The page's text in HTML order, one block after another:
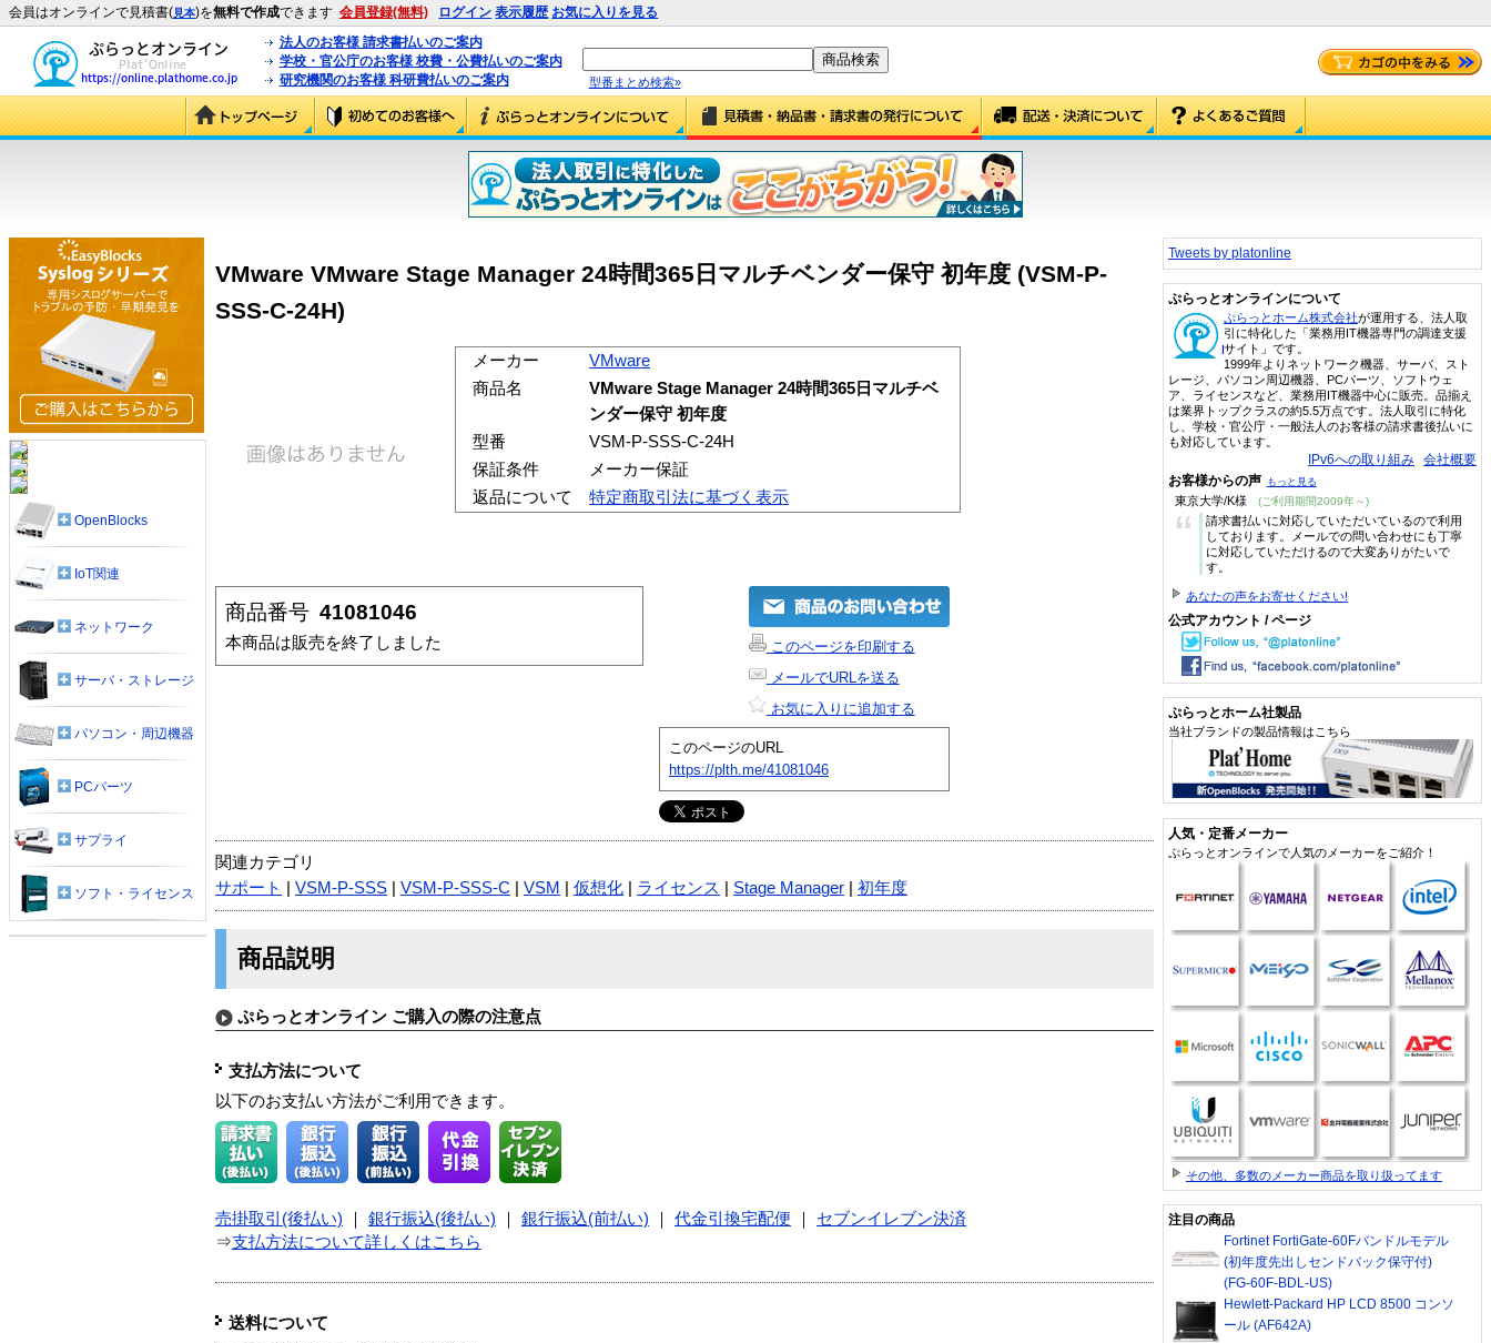
会員はオンラインで見積書(見本)を無料で作成できます 会員登録(無料) ログイン 表示履歴 お気に入りを見る
法人のお客様 請求書払いのご案内
学校・官公庁のお客様 校費・公費払いのご案内
研究機関のお客様 科研費払いのご案内
型番まとめ検索»
VMware VMware Stage Manager 24時間365日マルチベンダー保守 初年度 (VSM-P-
SSS-C-24H)
メーカー
VMware
商品名
VMware Stage Manager 24時間365日マルチベ
ンダー保守 初年度
型番
VSM-P-SSS-C-24H
保証条件
メーカー保証
返品について
特定商取引法に基づく表示
商品番号 41081046
本商品は販売を終了しました
このページを印刷する
メールでURLを送る
お気に入りに追加する
このページのURL
https://plth.me/41081046
関連カテゴリ
サポート
VSM-P-SSS VSM-P-SSS-C VSM 仮想化 ライセンス Stage Manager 初年度
商品説明
ぷらっとオンライン ご購入の際の注意点
支払方法について
以下のお支払い方法がご利用できます。
売掛取引(後払い) 銀行振込(後払い) 銀行振込(前払い) 代金引換宅配便
セブンイレブン決済
⇒支払方法について詳しくはこちら
送料について
OpenBlocks
IoT関連
ネットワーク
サーバ・ストレージ
パソコン・周辺機器
PCパーツ
サプライ
ソフト・ライセンス
Tweets by platonline
ぷらっとオンラインについて
ぷらっとホーム株式会社が運用する、法人取
引に特化した「業務用IT機器専門の調達支援
サイト」です。
1999年よりネットワーク機器、サーバ、スト
レージ、パソコン周辺機器、PCパーツ、ソフトウェ
ア、ライセンスなど、業務用IT機器中心に販売。品揃え
は業界トップクラスの約5.5万点です。法人取引に特化
し、学校・官公庁・一般法人のお客様の請求書後払いに
も対応しています。
IPv6への取り組み 会社概要
お客様からの声 もっと見る
東京大学/K様 (ご利用期間2009年～)
“
請求書払いに対応していただいているので利用
しております。メールでの問い合わせにも丁寧
に対応していただけるので大変ありがたいで
す。
あなたの声をお寄せください!
公式アカウント / ページ
ぷらっとホーム社製品
当社ブランドの製品情報はこちら
人気・定番メーカー
ぷらっとオンラインで人気のメーカーをご紹介！
その他、多数のメーカー商品を取り扱ってます
注目の商品
Fortinet FortiGate-60Fバンドルモデル
(初年度先出しセンドバック保守付)
(FG-60F-BDL-US)
Hewlett-Packard HP LCD 8500 コンソ
ール (AF642A)